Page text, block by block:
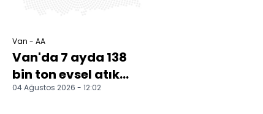
Van - AA
Van'da 7 ayda 138
bin ton evsel atık
bertaraf edildi
04 Ağustos 2026 - 12:02